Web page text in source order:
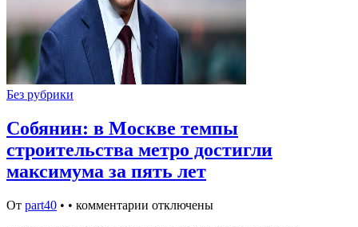
Без рубрики
Собянин: в Москве темпы
строительства метро достигли
максимума за пять лет
От part40 • • комментарии отключены